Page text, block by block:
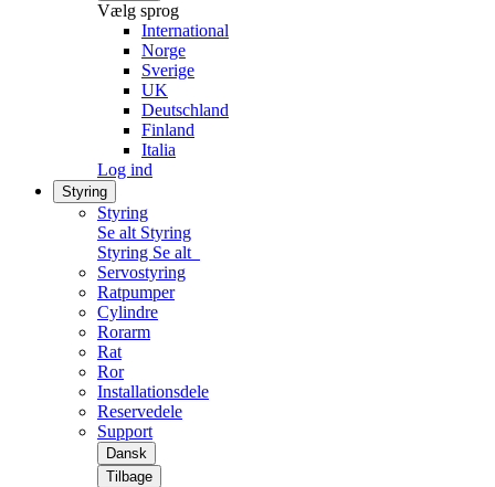
Vælg sprog
International
Norge
Sverige
UK
Deutschland
Finland
Italia
Log ind
Styring
Styring
Se alt Styring
Styring Se alt
Servostyring
Ratpumper
Cylindre
Rorarm
Rat
Ror
Installationsdele
Reservedele
Support
Dansk
Tilbage